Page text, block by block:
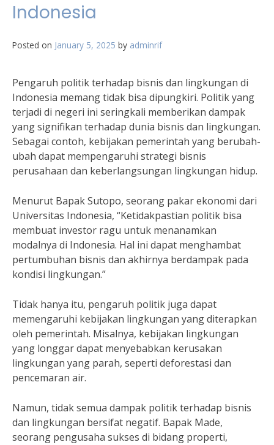
Indonesia
Posted on January 5, 2025 by adminrif
Pengaruh politik terhadap bisnis dan lingkungan di
Indonesia memang tidak bisa dipungkiri. Politik yang
terjadi di negeri ini seringkali memberikan dampak
yang signifikan terhadap dunia bisnis dan lingkungan.
Sebagai contoh, kebijakan pemerintah yang berubah-
ubah dapat mempengaruhi strategi bisnis
perusahaan dan keberlangsungan lingkungan hidup.
Menurut Bapak Sutopo, seorang pakar ekonomi dari
Universitas Indonesia, “Ketidakpastian politik bisa
membuat investor ragu untuk menanamkan
modalnya di Indonesia. Hal ini dapat menghambat
pertumbuhan bisnis dan akhirnya berdampak pada
kondisi lingkungan.”
Tidak hanya itu, pengaruh politik juga dapat
memengaruhi kebijakan lingkungan yang diterapkan
oleh pemerintah. Misalnya, kebijakan lingkungan
yang longgar dapat menyebabkan kerusakan
lingkungan yang parah, seperti deforestasi dan
pencemaran air.
Namun, tidak semua dampak politik terhadap bisnis
dan lingkungan bersifat negatif. Bapak Made,
seorang pengusaha sukses di bidang properti,